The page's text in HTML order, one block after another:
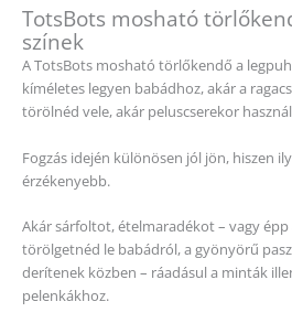
TotsBots mosható
színek
A TotsBots mosható törlőkendő a
kíméletes legyen babádhoz, akár a
törölnéd vele, akár peluscserekor
Fogzás idején különösen jól jön, hiszen
érzékenyebb.
Akár sárfoltot, ételmaradékot – vagy épp
törölgetnéd le babádról, a gyönyörű
derítenek közben – ráadásul a minták
pelenkákhoz.